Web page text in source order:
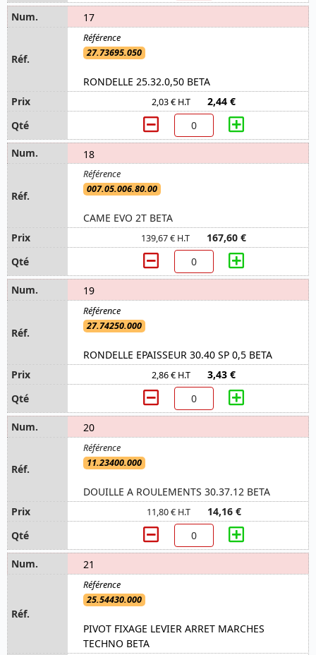
17
27.73695.050
RONDELLE 25.32.0,50 BETA
2,03 € H.T 2,44 €
18
007.05.006.80.00
CAME EVO 2T BETA
139,67 € H.T 167,60 €
19
27.74250.000
RONDELLE EPAISSEUR 30.40 SP 0,5 BETA
2,86 € H.T 3,43 €
20
11.23400.000
DOUILLE A ROULEMENTS 30.37.12 BETA
11,80 € H.T 14,16 €
21
25.54430.000
PIVOT FIXAGE LEVIER ARRET MARCHES
TECHNO BETA